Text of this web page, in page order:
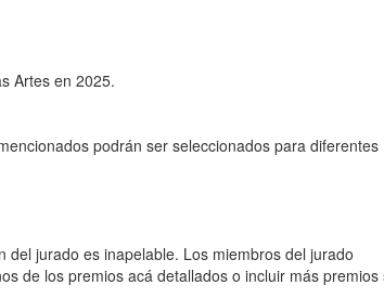
Artes en 2025.
podrán ser seleccionados para diferentes
jurado es inapelable. Los miembros del jurado
de los premios acá detallados o incluir más premios